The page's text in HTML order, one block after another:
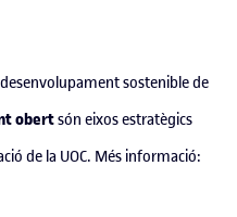
sostenible de
obertsón eixos estratègics
de la UOC. Més informació: